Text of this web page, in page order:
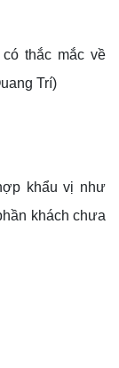
thắc mắc về
Trí)
khẩu vị như
khách chưa